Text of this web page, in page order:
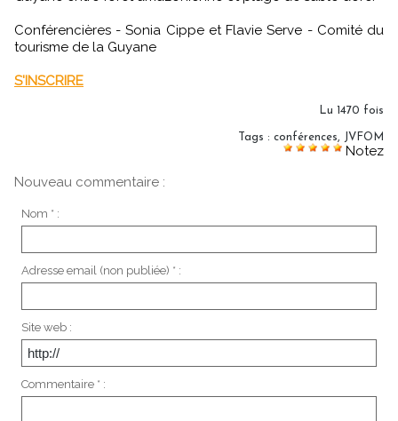
Conférencières - Sonia Cippe et Flavie Serve - Comité du
tourisme de la Guyane
S'INSCRIRE
Lu 1470 fois
Tags : conférences, JVFOM
Notez
Nouveau commentaire :
Nom * :
Adresse email (non publiée) * :
Site web :
Commentaire * :